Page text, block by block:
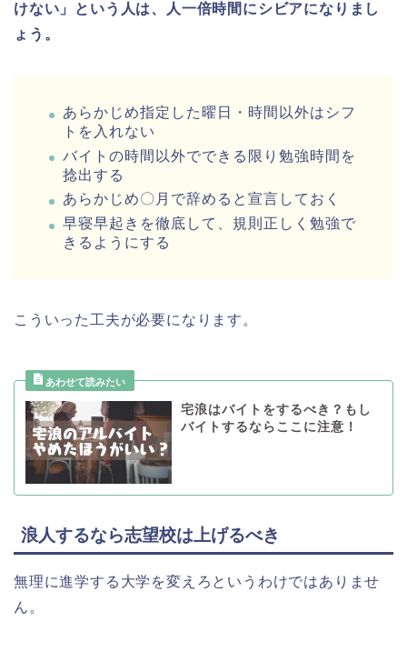
けない」という人は、人一倍時間にシビアになりまし
ょう。
あらかじめ指定した曜日・時間以外はシフ
トを入れない
バイトの時間以外でできる限り勉強時間を
捻出する
あらかじめ〇月で辞めると宣言しておく
早寝早起きを徹底して、規則正しく勉強で
きるようにする
こういった工夫が必要になります。
宅浪はバイトをするべき？もし
バイトするならここに注意！
浪人するなら志望校は上げるべき
無理に進学する大学を変えろというわけではありませ
ん。